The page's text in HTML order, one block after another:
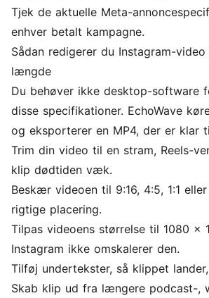
Tjek de aktuelle Meta-
enhver betalt kampagne.
Sådan redigerer du Instagram-
længde
Du behøver ikke desktop-software
disse specifikationer. EchoWave
og eksporterer en MP4, der er klar
Trim din video til en stram, Reels-
klip dødtiden væk.
Beskær videoen til 9:16, 4:5, 1:1
rigtige placering.
Tilpas videoens størrelse til 1080 x
Instagram ikke omskalerer den.
Tilføj undertekster, så klippet
Skab klip ud fra længere podcast-,